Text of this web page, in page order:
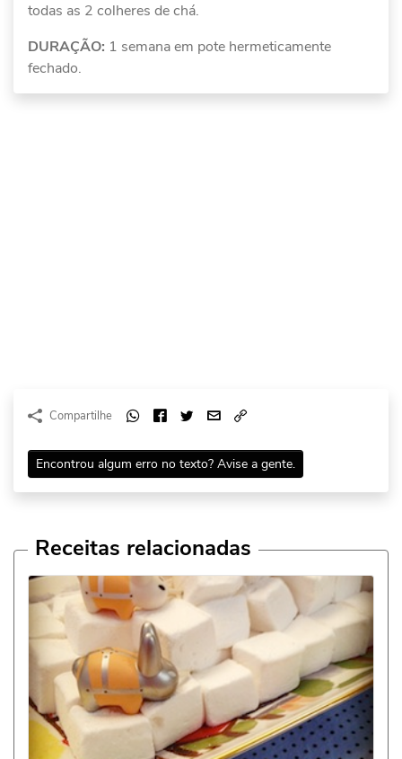
todas as 2 colheres de chá.
DURAÇÃO: 1 semana em pote hermeticamente
fechado.
Compartilhe
Encontrou algum erro no texto? Avise a gente.
Receitas relacionadas